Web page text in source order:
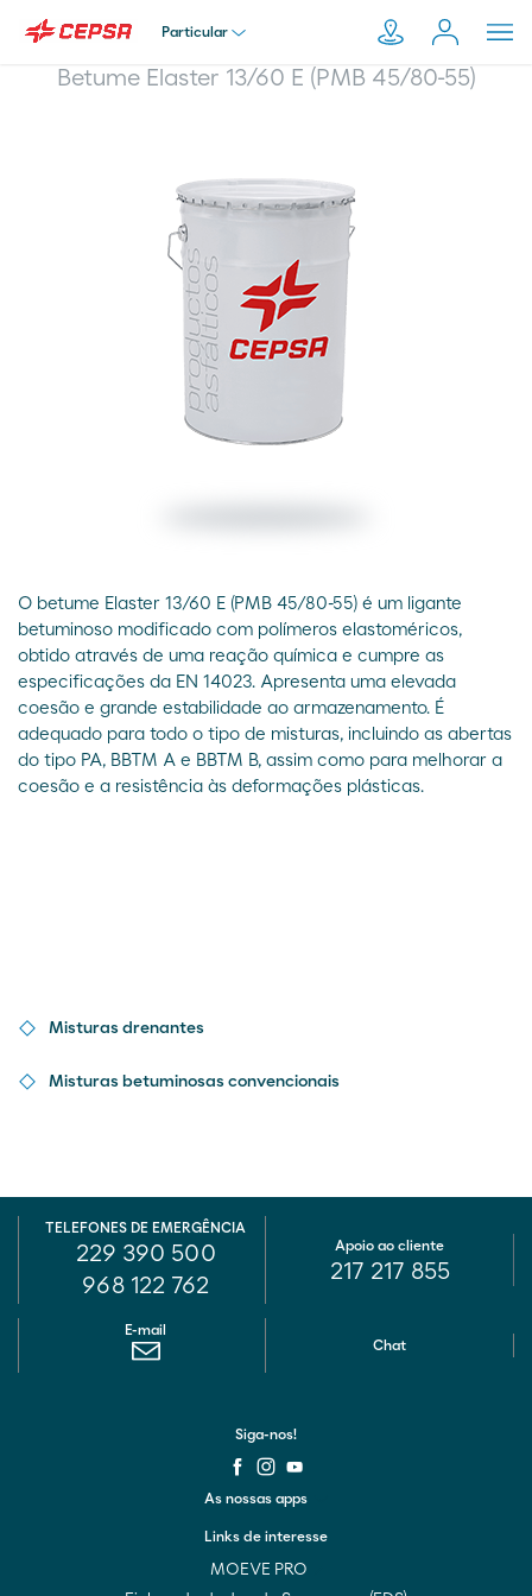
Particular
Empresa
Distribuidor
Transportador
Betume Elaster 13/60 E (PMB 45/80-55)
O betume Elaster 13/60 E (PMB 45/80-55) é um ligante
betuminoso modificado com polímeros elastoméricos,
obtido através de uma reação química e cumpre as
especificações da EN 14023. Apresenta uma elevada
coesão e grande estabilidade ao armazenamento. É
adequado para todo o tipo de misturas, incluindo as abertas
do tipo PA, BBTM A e BBTM B, assim como para melhorar a
coesão e a resistência às deformações plásticas.
Misturas drenantes
Misturas betuminosas convencionais
TELEFONES DE EMERGÊNCIA
229 390 500
968 122 762
E-mail
Chat
Apoio ao cliente
217 217 855
Links de interesse
MOEVE PRO
As nossas apps
Siga-nos!